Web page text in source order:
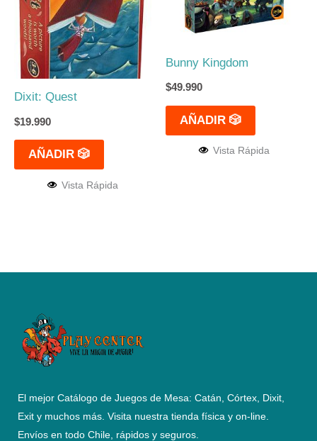
Dixit: Quest
$19.990
AÑADIR 🎲
Vista Rápida
Bunny Kingdom
$49.990
AÑADIR 🎲
Vista Rápida
El mejor Catálogo de Juegos de Mesa: Catán, Córtex, Dixit,
Exit y muchos más. Visita nuestra tienda física y on-line.
Envíos en todo Chile, rápidos y seguros